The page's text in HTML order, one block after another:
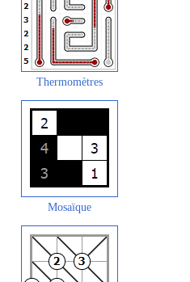
Thermomètres
Mosaïque